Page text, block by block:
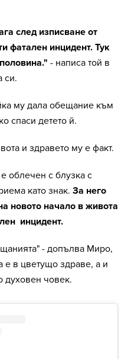
след изписване от
фатален инцидент. Тук
- написа той в
си.
му дала обещание към
спаси детето й.
и здравето му е факт.
облечен с блузка с
като знак. За него
новото начало в живота
инцидент.
- допълва Миро,
е в цветущо здраве, а и
духовен човек.